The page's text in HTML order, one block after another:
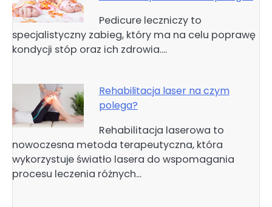
Pedicure leczniczy to
specjalistyczny zabieg, który ma na celu poprawę
kondycji stóp oraz ich zdrowia.…
Rehabilitacja laser na czym
polega?
Rehabilitacja laserowa to
nowoczesna metoda terapeutyczna, która
wykorzystuje światło lasera do wspomagania
procesu leczenia różnych…